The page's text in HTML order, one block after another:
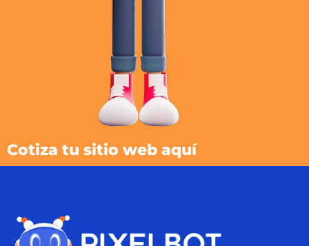
Cotiza tu sitio web aquí